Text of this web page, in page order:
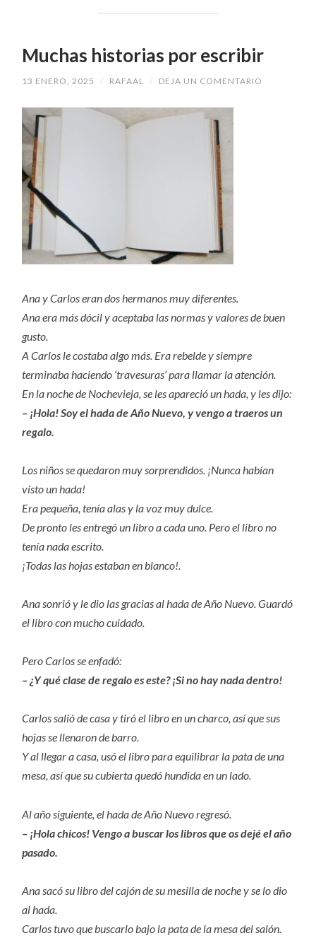
Muchas historias por escribir
13 ENERO, 2025 / RAFAAL / DEJA UN COMENTARIO
Ana y Carlos eran dos hermanos muy diferentes.
Ana era más dócil y aceptaba las normas y valores de buen
gusto.
A Carlos le costaba algo más. Era rebelde y siempre
terminaba haciendo ‘travesuras’ para llamar la atención.
En la noche de Nochevieja, se les apareció un hada, y les dijo:
– ¡Hola! Soy el hada de Año Nuevo, y vengo a traeros un
regalo.
Los niños se quedaron muy sorprendidos. ¡Nunca habían
visto un hada!
Era pequeña, tenía alas y la voz muy dulce.
De pronto les entregó un libro a cada uno. Pero el libro no
tenía nada escrito.
¡Todas las hojas estaban en blanco!.
Ana sonrió y le dio las gracias al hada de Año Nuevo. Guardó
el libro con mucho cuidado.
Pero Carlos se enfadó:
– ¿Y qué clase de regalo es este? ¡Si no hay nada dentro!
Carlos salió de casa y tiró el libro en un charco, así que sus
hojas se llenaron de barro.
Y al llegar a casa, usó el libro para equilibrar la pata de una
mesa, así que su cubierta quedó hundida en un lado.
Al año siguiente, el hada de Año Nuevo regresó.
– ¡Hola chicos! Vengo a buscar los libros que os dejé el año
pasado.
Ana sacó su libro del cajón de su mesilla de noche y se lo dio
al hada.
Carlos tuvo que buscarlo bajo la pata de la mesa del salón.